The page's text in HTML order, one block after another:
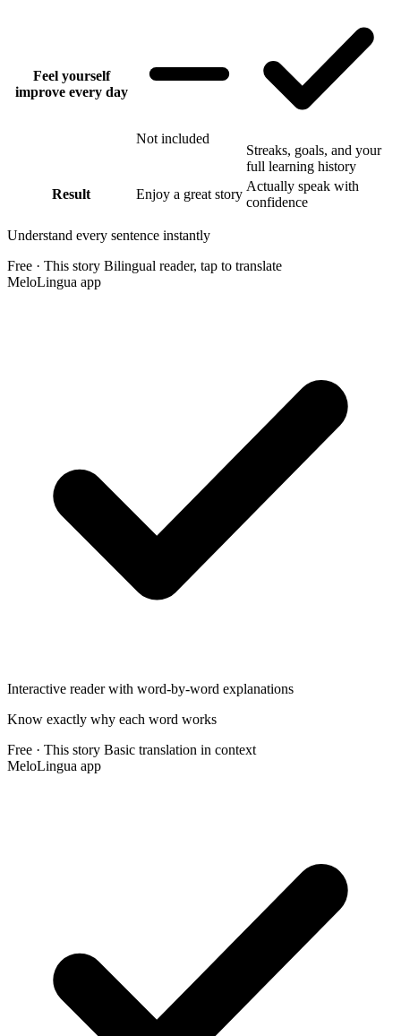
Feel yourself
improve every day
Not included
Streaks, goals, and your
full learning history
Result
Enjoy a great story
Actually speak with
confidence
Understand every sentence instantly
Free · This story Bilingual reader, tap to translate
MeloLingua app
Interactive reader with word-by-word explanations
Know exactly why each word works
Free · This story Basic translation in context
MeloLingua app